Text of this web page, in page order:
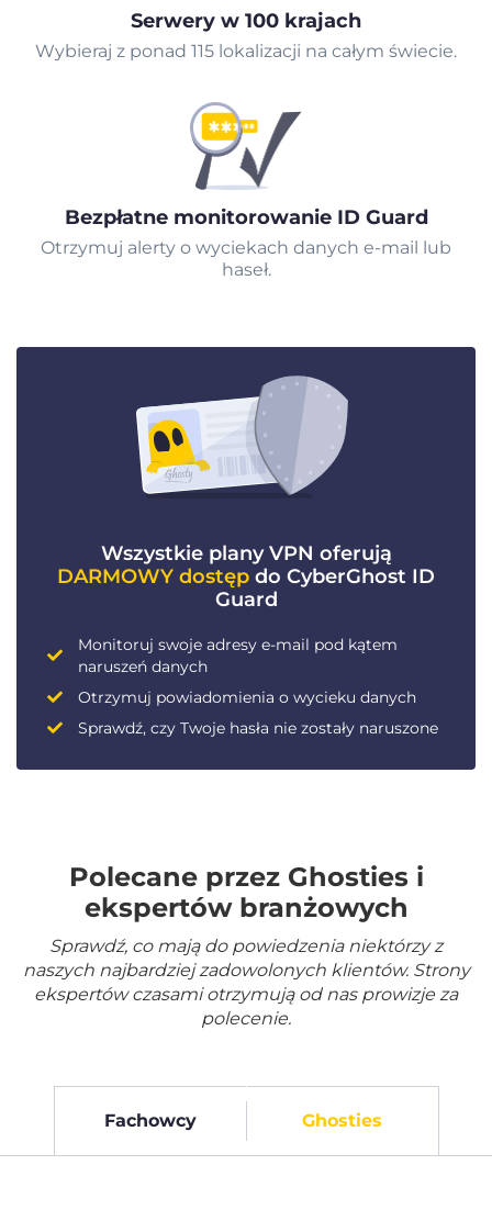
Serwery w 100 krajach
Wybieraj z ponad 115 lokalizacji na całym świecie.
Bezpłatne monitorowanie ID Guard
Otrzymuj alerty o wyciekach danych e-mail lub
haseł.
Wszystkie plany VPN oferują
DARMOWY dostęp do CyberGhost ID
Guard
Monitoruj swoje adresy e-mail pod kątem
naruszeń danych
Otrzymuj powiadomienia o wycieku danych
Sprawdź, czy Twoje hasła nie zostały naruszone
Polecane przez Ghosties i
ekspertów branżowych
Sprawdź, co mają do powiedzenia niektórzy z
naszych najbardziej zadowolonych klientów. Strony
ekspertów czasami otrzymują od nas prowizje za
polecenie.
Fachowcy Ghosties